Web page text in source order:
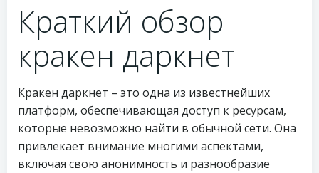
Краткий обзор
кракен даркнет
Кракен даркнет – это одна из известнейших
платформ, обеспечивающая доступ к ресурсам,
которые невозможно найти в обычной сети. Она
привлекает внимание многими аспектами,
включая свою анонимность и разнообразие